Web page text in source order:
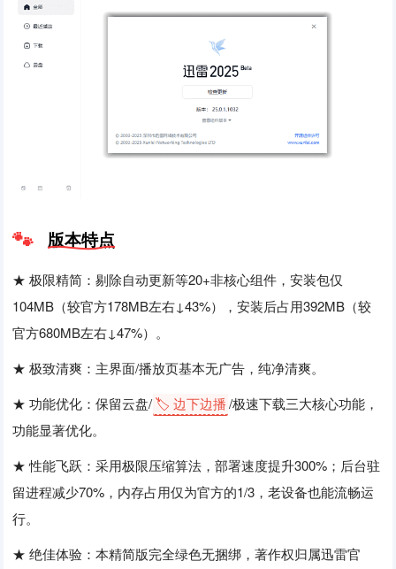
版本特点
★ 极限精简：剔除自动更新等20+非核心组件，安装包仅
104MB（较官方178MB左右↓43%），安装后占用392MB（较
官方680MB左右↓47%）。
★ 极致清爽：主界面/播放页基本无广告，纯净清爽。
★ 功能优化：保留云盘/🏷️ 边下边播 /极速下载三大核心功能，
功能显著优化。
★ 性能飞跃：采用极限压缩算法，部署速度提升300%；后台驻
留进程减少70%，内存占用仅为官方的1/3，老设备也能流畅运
行。
★ 绝佳体验：本精简版完全绿色无捆绑，著作权归属迅雷官